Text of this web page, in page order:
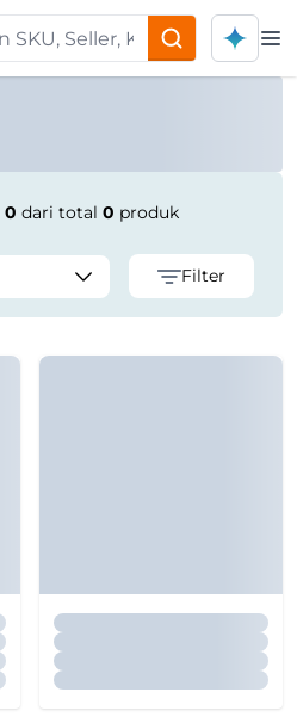
0 dari total 0 produk
Filter